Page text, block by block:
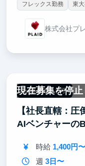
フレックス勤務
東
株式会社プ
現在募集を停
一部リモート可
【社長直轄：
AIベンチャーの
時給 1,400円
週 3日〜